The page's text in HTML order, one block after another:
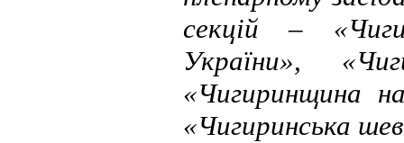
секцій –
України»,
«Чигиринщина
«Чигиринська